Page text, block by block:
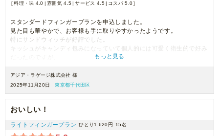
料理・味 4.0 雰囲気 4.5 サービス 4.5 コスパ 5.0
スタンダードフィンガープランを申込しました。
見た目も華やかで、お客様も手に取りやすかったようです。
特にサンドウィッチが好評でした。
キッシュがキャンディ包みになっていて個人的には可愛く衛生的で好み
した。
また注文したいと思います。
もっと見る
アジア・ラゲージ株式会社 様
2025年11月20日
東京都千代田区
おいしい！
ライトフィンガープラン ひとり1,620円 15名